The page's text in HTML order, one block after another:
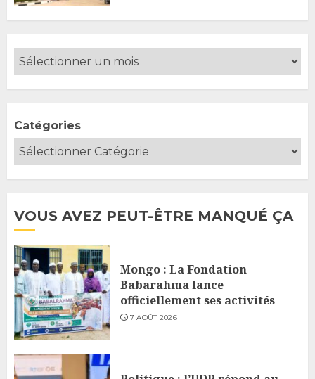
Catégories
VOUS AVEZ PEUT-ÊTRE MANQUÉ ÇA
Mongo : La Fondation
Babarahma lance
officiellement ses activités
7 AOÛT 2026